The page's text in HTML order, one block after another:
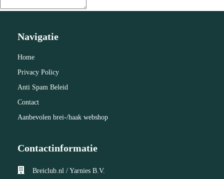
Navigatie
Home
Privacy Policy
Anti Spam Beleid
Contact
Aanbevolen brei-/haak webshop
Contactinformatie
Breiclub.nl / Yarnies B.V.